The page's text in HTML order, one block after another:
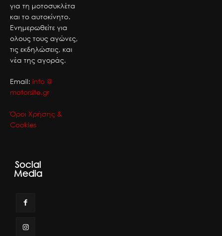
για τη μοτοσυκλέτα
και το αυτοκίνητο.
Ενημερωθείτε για
ολους τους αγώνες,
τις εκδηλώσεις, και
νέα της αγοράς.
Email: info @
motorsite.gr
Όροι Χρήσης &
Cookies
Social
Media